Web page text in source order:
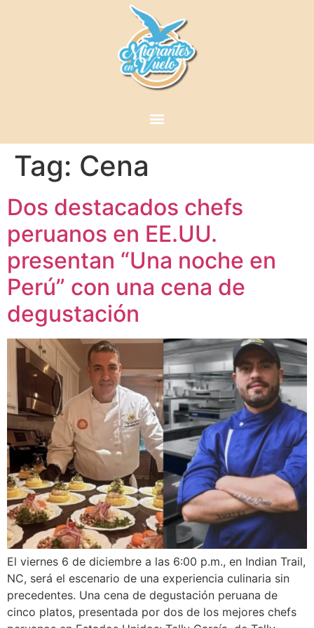
Tag: Cena
Dos destacados chefs
peruanos en EE.UU.
presentan “Una noche en
Perú” con una cena de
degustación
El viernes 6 de diciembre a las 6:00 p.m., en Indian Trail,
NC, será el escenario de una experiencia culinaria sin
precedentes. Una cena de degustación peruana de
cinco platos, presentada por dos de los mejores chefs